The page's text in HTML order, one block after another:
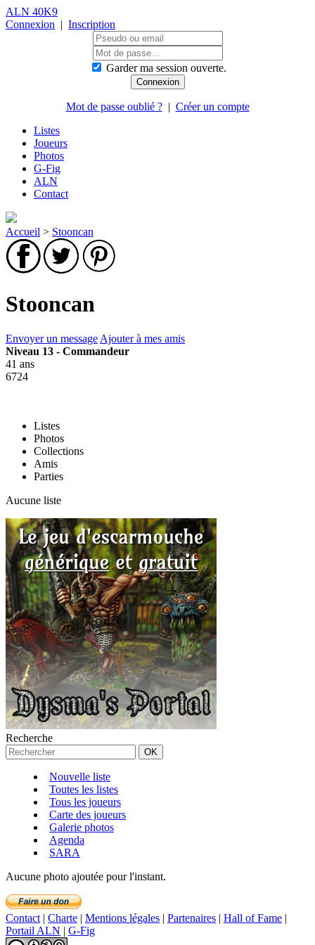
ALN 40K9
Connexion | Inscription
Garder ma session ouverte.
Mot de passe oublié ?| Créer un compte
Listes
Joueurs
Photos
G-Fig
ALN
Contact
Accueil > Stooncan
Stooncan
Envoyer un message Ajouter à mes amis
Niveau 13 - Commandeur
41 ans
6724
Listes
Photos
Collections
Amis
Parties
Aucune liste
Recherche
Nouvelle liste
Toutes les listes
Tous les joueurs
Carte des joueurs
Galerie photos
Agenda
SARA
Aucune photo ajoutée pour l'instant.
Contact | Charte | Mentions légales | Partenaires | Hall of Fame |
Portail ALN | G-Fig